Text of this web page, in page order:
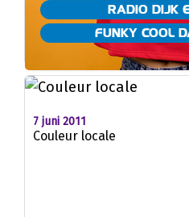
RADIO DIJK
FUNKY COOL
7 juni 2011
Couleur locale